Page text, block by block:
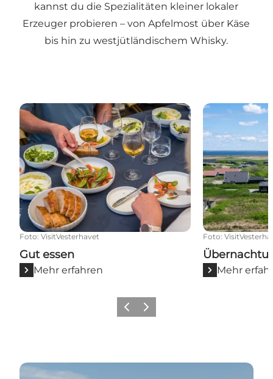
kannst du die Spezialitäten kleiner lokaler
Erzeuger probieren – vonApfelmost über Käse
bis hin zuwestjütländischem Whisky.
Gut essen
Foto: VisitVesterhavet
Gut essen
Mehr erfahren
Foto:
Mehr
ZurückWeiter
Erlebnisreiche Tagesausflüge